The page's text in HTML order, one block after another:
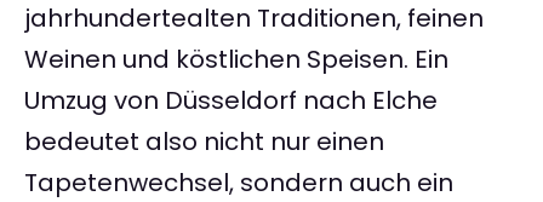
jahrhundertealten Traditionen, feinen
Weinen und köstlichen Speisen. Ein
Umzug von Düsseldorf nach Elche
bedeutet also nicht nur einen
Tapetenwechsel, sondern auch ein